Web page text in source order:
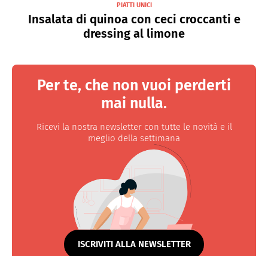
PIATTI UNICI
Insalata di quinoa con ceci croccanti e
dressing al limone
Per te, che non vuoi perderti
mai nulla.
Ricevi la nostra newsletter con tutte le novità e il
meglio della settimana
ISCRIVITI ALLA NEWSLETTER